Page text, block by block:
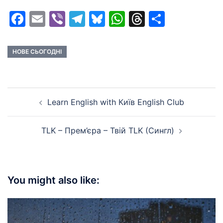
Facebook
EmailViberTelegram
Bluesky
WhatsApp
Threads
НОВЕ СЬОГОДНІ
navigationLearn English with Київ English Club
TLK – Прем’єра – Твій TLK (Сингл)
You might also like: